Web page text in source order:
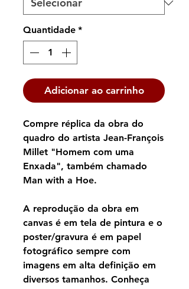
Quantidade *
Adicionar ao carrinho
Compre réplica da obra do
quadro do artista Jean-François
Millet "Homem com uma
Enxada", também chamado
Man with a Hoe.
A reprodução da obra em
canvas é em tela de pintura e o
poster/gravura é em papel
fotográfico sempre com
imagens em alta definição em
diversos tamanhos. Conheça